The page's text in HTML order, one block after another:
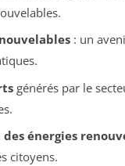
: un
générés par le
énergies
citoyens.